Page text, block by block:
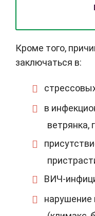
Кроме того,
заключаться в:
в
ветрянка,
ВИЧ-
нарушение